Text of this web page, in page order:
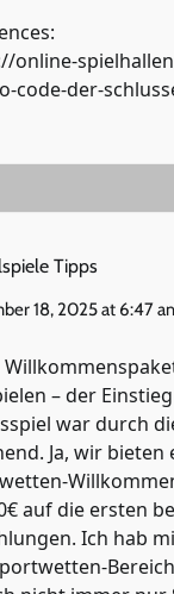
online-
code-der-
Tipps
18, 2025 at 6:47
– der
war durch
Ja, wir bieten
auf die ersten
Ich hab